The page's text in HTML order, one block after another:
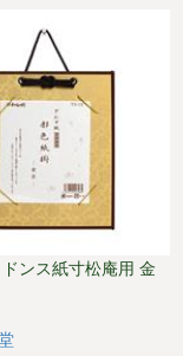
ンス紙寸松庵用 金